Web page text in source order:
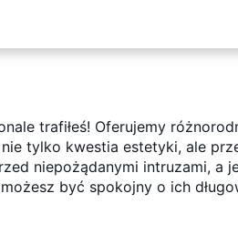
trafiłeś! Oferujemy
tylko kwestia estetyki, ale
niepożądanymi intruzami, a
być spokojny o ich